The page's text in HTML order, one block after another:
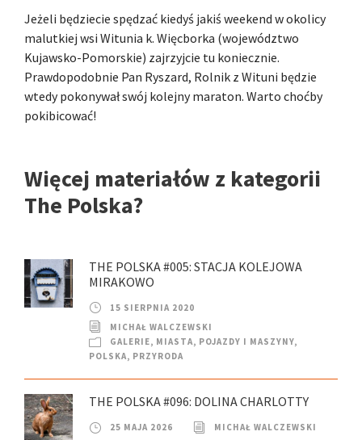
Jeżeli będziecie spędzać kiedyś jakiś weekend w okolicy
malutkiej wsi Witunia k. Więcborka (województwo
Kujawsko-Pomorskie) zajrzyjcie tu koniecznie.
Prawdopodobnie Pan Ryszard, Rolnik z Wituni będzie
wtedy pokonywał swój kolejny maraton. Warto choćby
pokibicować!
Więcej materiałów z kategorii
The Polska?
THE POLSKA #005: STACJA KOLEJOWA
MIRAKOWO
15 SIERPNIA 2020
MICHAŁ WALCZEWSKI
GALERIE, MIASTA, POJAZDY I MASZYNY,
POLSKA, PRZYRODA
THE POLSKA #096: DOLINA CHARLOTTY
25 MAJA 2026
MICHAŁ WALCZEWSKI